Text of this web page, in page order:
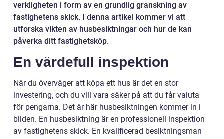
verkligheten i form av en grundlig granskning av
fastighetens skick. I denna artikel kommer vi att
utforska vikten av husbesiktningar och hur de kan
påverka ditt fastighetsköp.
En värdefull inspektion
När du överväger att köpa ett hus är det en stor
investering, och du vill vara säker på att du får valuta
för pengarna. Det är här husbesiktningen kommer in i
bilden. En husbesiktning är en professionell inspektion
av fastighetens skick. En kvalificerad besiktningsman